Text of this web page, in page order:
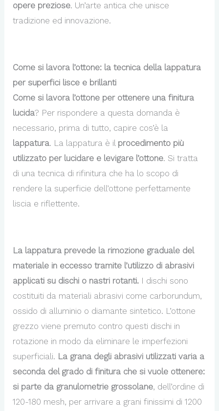
opere preziose. Un’arte antica che unisce
tradizione ed innovazione.
Come si lavora l’ottone: la tecnica della lappatura
per superfici lisce e brillanti
Come si lavora l’ottone per ottenere una finitura
lucida? Per rispondere a questa domanda è
necessario, prima di tutto, capire cos’è la
lappatura. La lappatura è il procedimento più
utilizzato per lucidare e levigare l’ottone. Si tratta
di una tecnica di rifinitura che ha lo scopo di
rendere la superficie dell’ottone perfettamente
liscia e riflettente.
La lappatura prevede la rimozione graduale del
materiale in eccesso tramite l’utilizzo di abrasivi
applicati su dischi o nastri rotanti. I dischi sono
costituiti da materiali abrasivi come carborundum,
ossido di alluminio o diamante sintetico. L’ottone
grezzo viene premuto contro questi dischi in
rotazione in modo da eliminare le imperfezioni
superficiali. La grana degli abrasivi utilizzati varia a
seconda del grado di finitura che si vuole ottenere:
si parte da granulometrie grossolane, dell’ordine di
120-180 mesh, per arrivare a grani finissimi di 1200